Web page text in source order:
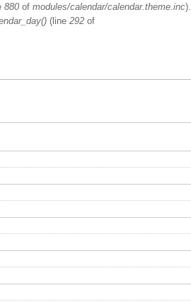
880of modules/calendar/calendar.theme.inc).
(line 292of